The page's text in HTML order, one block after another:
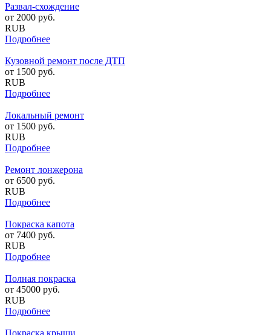
Развал-схождение
от 2000 руб.
RUB
Подробнее
Кузовной ремонт после ДТП
от 1500 руб.
RUB
Подробнее
Локальный ремонт
от 1500 руб.
RUB
Подробнее
Ремонт лонжерона
от 6500 руб.
RUB
Подробнее
Покраска капота
от 7400 руб.
RUB
Подробнее
Полная покраска
от 45000 руб.
RUB
Подробнее
Покраска крыши